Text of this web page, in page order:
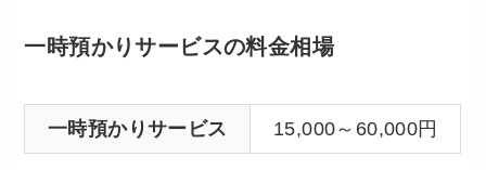
一時預かりサービスの料金相場
一時預かりサービス 15,000～60,000円